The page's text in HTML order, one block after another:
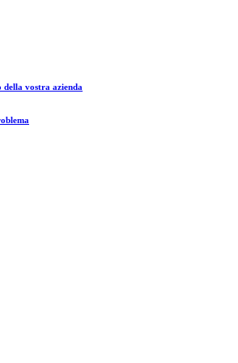
della vostra azienda